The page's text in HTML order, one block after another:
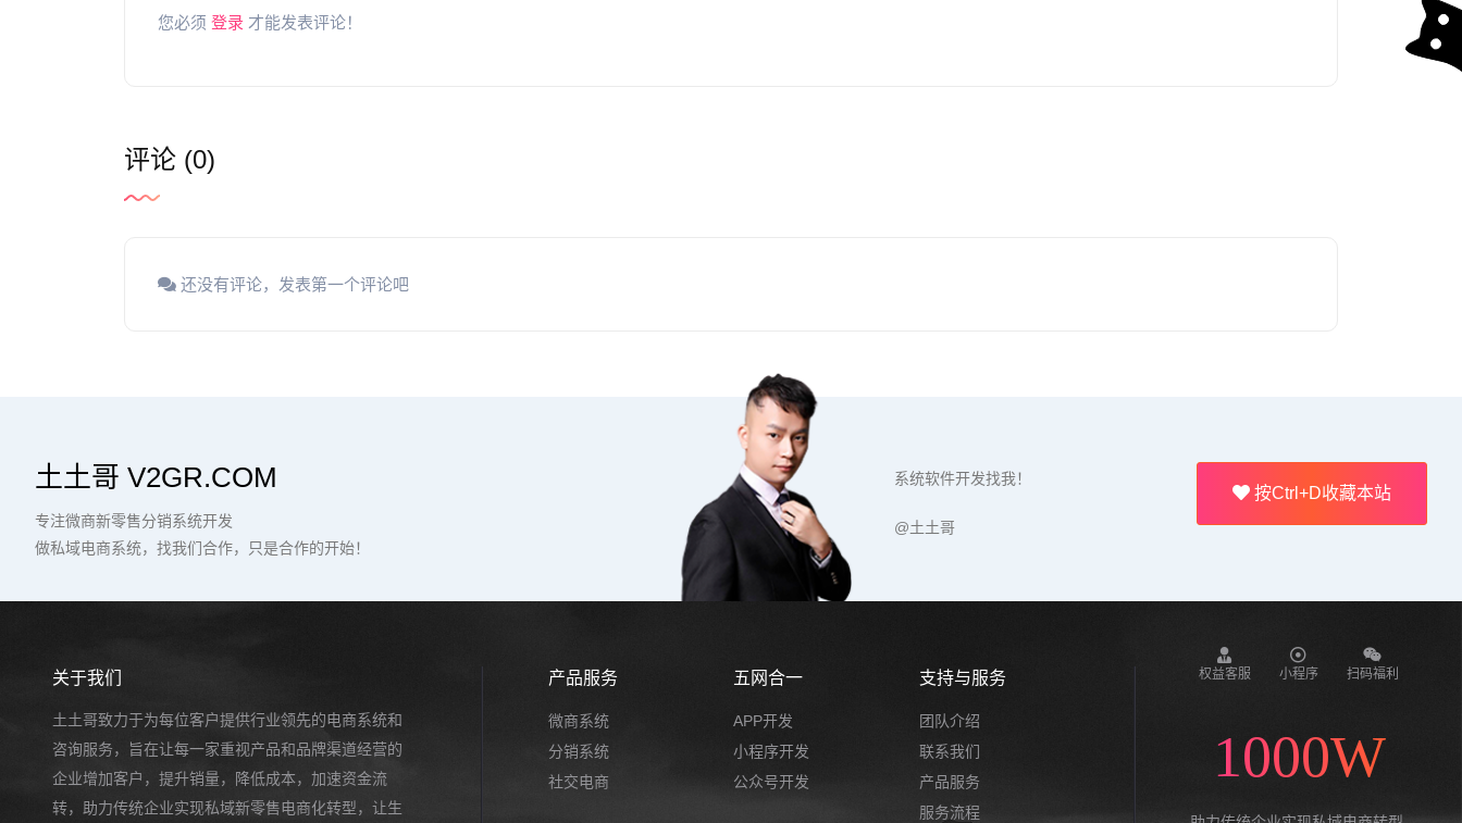
您必须 登录 才能发表评论！
评论 (0)
还没有评论，发表第一个评论吧
土土哥 V2GR.COM
专注微商新零售分销系统开发
做私域电商系统，找我们合作，只是合作的开始！
按Ctrl+D收藏本站
系统软件开发找我！
@土土哥
关于我们
土土哥致力于为每位客户提供行业领先的电商系统和
咨询服务，旨在让每一家重视产品和品牌渠道经营的
企业增加客户，提升销量，降低成本，加速资金流
转，助力传统企业实现私域新零售电商化转型，让生
产品服务
微商系统
分销系统
社交电商
五网合一
APP开发
小程序开发
公众号开发
支持与服务
团队介绍
联系我们
产品服务
服务流程
权益客服 小程序 扫码福利
1000W